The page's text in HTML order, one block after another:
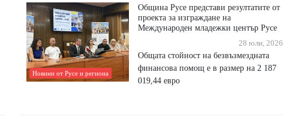
Новини от Русе и региона
Община Русе представи резултатите от
проекта за изграждане на
Международен младежки център Русе
28 юли, 2026
Общата стойност на безвъзмездната
финансова помощ е в размер на 2 187
019,44 евро